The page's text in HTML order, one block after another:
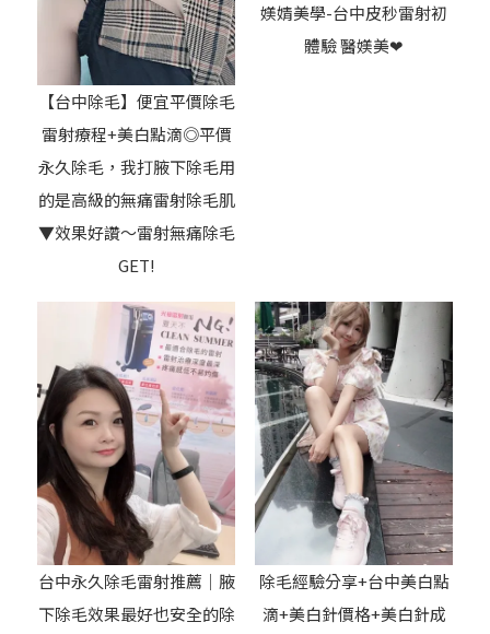
【台中除毛】便宜平價除毛
雷射療程+美白點滴◎平價
永久除毛，我打腋下除毛用
的是高級的無痛雷射除毛肌
▼效果好讚～雷射無痛除毛
GET!
媄婧美學-台中皮秒雷射初
體驗 醫媄美❤
台中永久除毛雷射推薦｜腋
下除毛效果最好也安全的除
除毛經驗分享+台中美白點
滴+美白針價格+美白針成